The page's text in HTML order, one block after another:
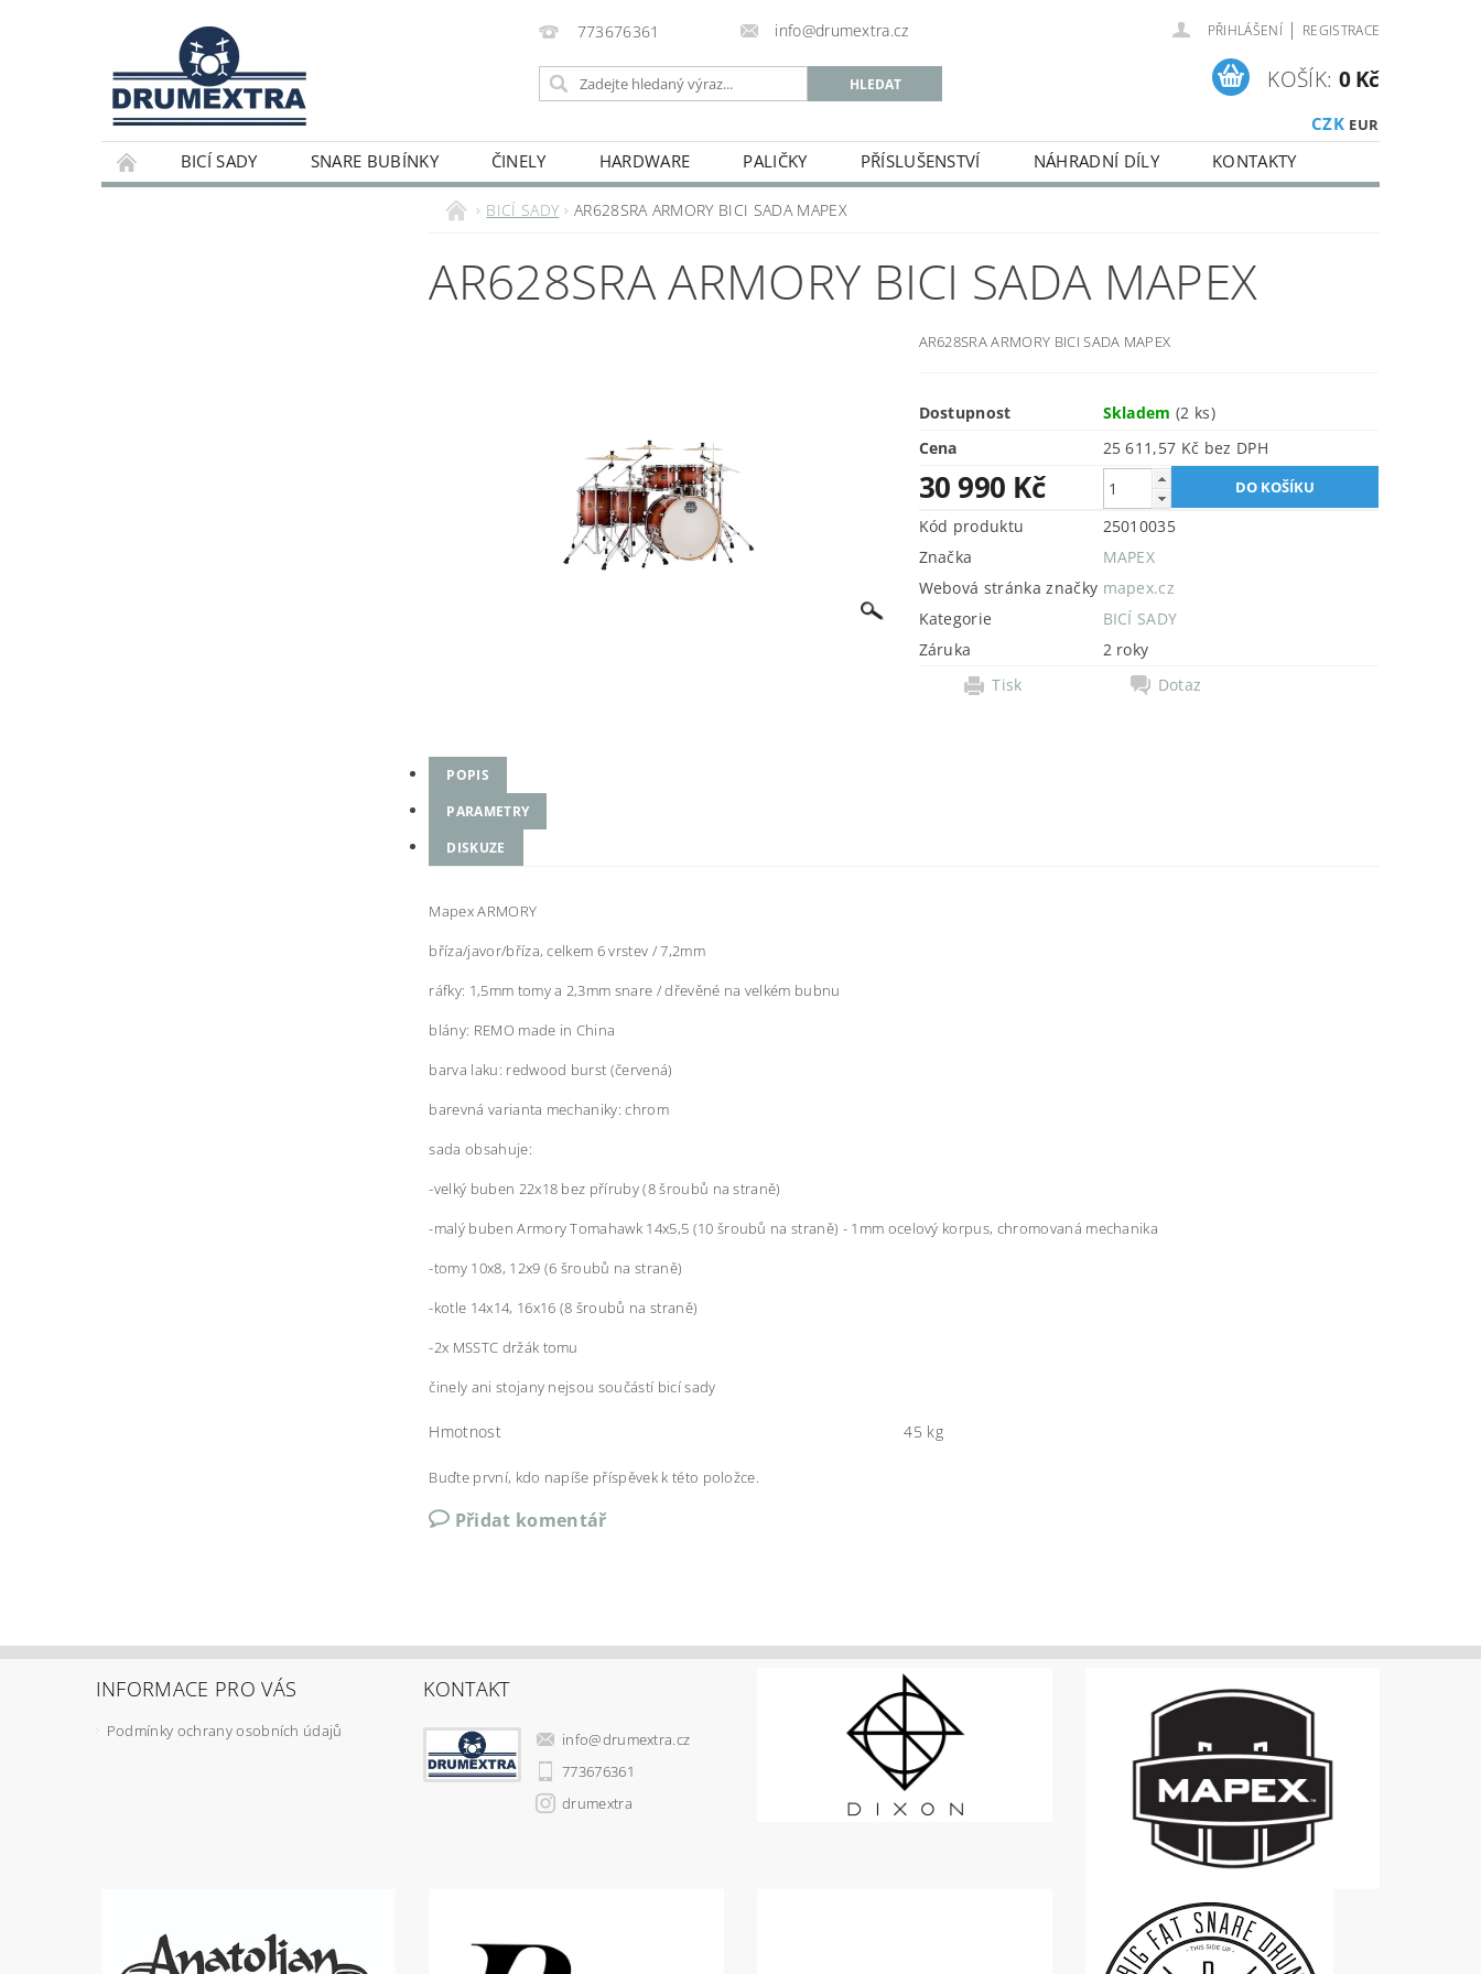
773676361 info@drumextra.cz PŘIHLÁŠENÍ | REGISTRACE
CZK EUR
KOŠÍK: 0 Kč
BICÍ SADY SNARE BUBÍNKY ČINELY HARDWARE PALIČKY PŘÍSLUŠENSTVÍ NÁHRADNÍ DÍLY KONTAKTY
BICÍ SADY AR628SRA ARMORY BICI SADA MAPEX
AR628SRA ARMORY BICI SADA MAPEX
AR628SRA ARMORY BICI SADA MAPEX
Dostupnost Skladem(2 ks)
Cena
25 611,57 Kč bez DPH
30 990 Kč
Kód produktu
25010035
Značka
MAPEX
Webová stránka značky mapex.cz
Kategorie
BICÍ SADY
Záruka
2 roky
Tisk
Dotaz
POPIS
PARAMETRY
DISKUZE
Mapex ARMORY
bříza/javor/bříza, celkem 6 vrstev / 7,2mm
ráfky: 1,5mm tomy a 2,3mm snare / dřevěné na velkém bubnu
blány: REMO made in China
barva laku: redwood burst (červená)
barevná varianta mechaniky: chrom
sada obsahuje:
-velký buben 22x18 bez příruby (8 šroubů na straně)
-malý buben Armory Tomahawk 14x5,5 (10 šroubů na straně) - 1mm ocelový korpus, chromovaná mechanika
-tomy 10x8, 12x9 (6 šroubů na straně)
-kotle 14x14, 16x16 (8 šroubů na straně)
-2x MSSTC držák tomu
činely ani stojany nejsou součástí bicí sady
Hmotnost 45 kg
Buďte první, kdo napíše příspěvek k této položce.
Přidat komentář
INFORMACE PRO VÁS
Podmínky ochrany osobních údajů
KONTAKT
info@drumextra.cz
773676361
drumextra